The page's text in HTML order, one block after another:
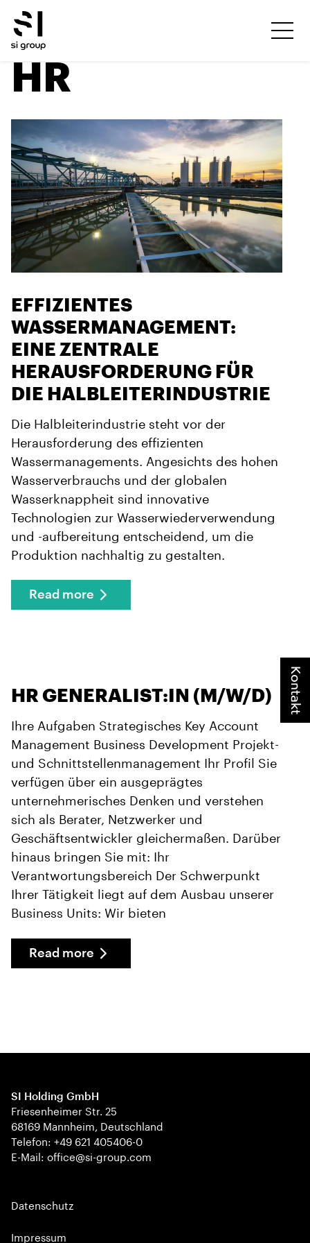
HR
EFFIZIENTES
WASSERMANAGEMENT:
EINE ZENTRALE
HERAUSFORDERUNG FÜR
DIE HALBLEITERINDUSTRIE
Die Halbleiterindustrie steht vor der
Herausforderung des effizienten
Wassermanagements. Angesichts des hohen
Wasserverbrauchs und der globalen
Wasserknappheit sind innovative
Technologien zur Wasserwiederverwendung
und -aufbereitung entscheidend, um die
Produktion nachhaltig zu gestalten.
Read more
HR GENERALIST:IN (M/W/D)
Ihre Aufgaben Strategisches Key Account
Management Business Development Projekt-
und Schnittstellenmanagement Ihr Profil Sie
verfügen über ein ausgeprägtes
unternehmerisches Denken und verstehen
sich als Berater, Netzwerker und
Geschäftsentwickler gleichermaßen. Darüber
hinaus bringen Sie mit: Ihr
Verantwortungsbereich Der Schwerpunkt
Ihrer Tätigkeit liegt auf dem Ausbau unserer
Business Units: Wir bieten
Read more
Kontakt
SI Holding GmbH
Friesenheimer Str. 25
68169 Mannheim, Deutschland
Telefon: +49 621 405406-0
E-Mail: office@si-group.com
Datenschutz
Impressum